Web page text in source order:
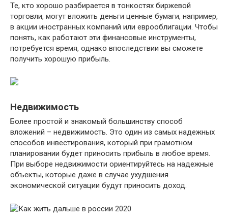
Те, кто хорошо разбирается в тонкостях биржевой
торговли, могут вложить деньги ценные бумаги, например,
в акции иностранных компаний или еврооблигации. Чтобы
понять, как работают эти финансовые инструменты,
потребуется время, однако впоследствии вы сможете
получить хорошую прибыль.
Недвижимость
Более простой и знакомый большинству способ
вложений – недвижимость. Это один из самых надежных
способов инвестирования, который при грамотном
планировании будет приносить прибыль в любое время.
При выборе недвижимости ориентируйтесь на надежные
объекты, которые даже в случае ухудшения
экономической ситуации будут приносить доход.